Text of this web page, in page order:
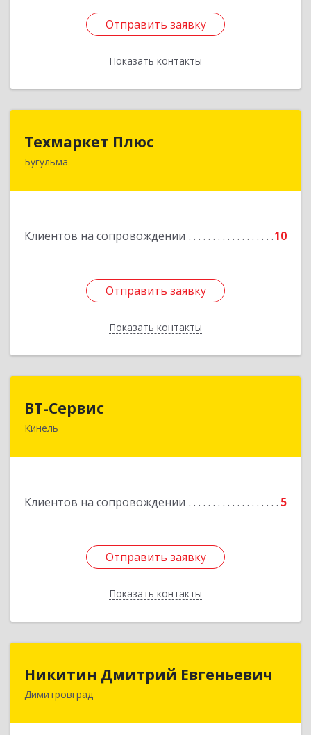
Отправить заявку
Показать контакты
Отправить заявку
Назад
Техмаркет Плюс
Бугульма
Клиентов на сопровождении 10
Отправить заявку
Показать контакты
423231, РТ, Бугульма, ул.Белинского, д.13
Отправить заявку
Назад
ВТ-Сервис
Кинель
Клиентов на сопровождении 5
Отправить заявку
Показать контакты
446436, Самарская обл, Кинель г, Маяковского
Отправить заявку
Назад
Никитин Дмитрий Евгеньевич
Димитровград
Никитин Дмитрий Евгеньевич